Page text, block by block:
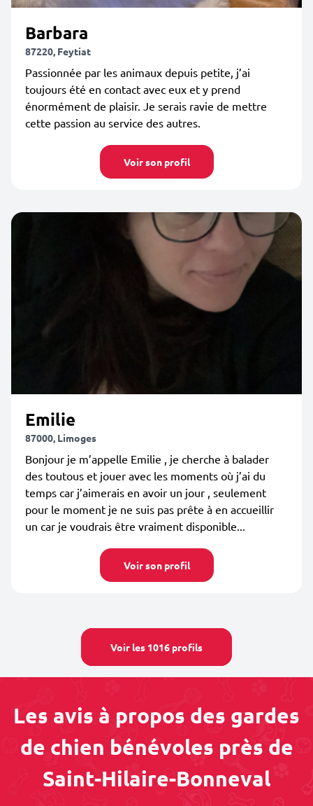
Barbara
87220, Feytiat
Passionnée par les animaux depuis petite, j’ai
toujours été en contact avec eux et y prend
énormément de plaisir. Je serais ravie de mettre
cette passion au service des autres.
Voir son profil
Emilie
87000, Limoges
Bonjour je m’appelle Emilie , je cherche à balader
des toutous et jouer avec les moments où j’ai du
temps car j’aimerais en avoir un jour , seulement
pour le moment je ne suis pas prête à en accueillir
un car je voudrais être vraiment disponible...
Voir son profil
Voir les 1016 profils
Les avis à propos des gardes
de chien bénévoles près de
Saint-Hilaire-Bonneval